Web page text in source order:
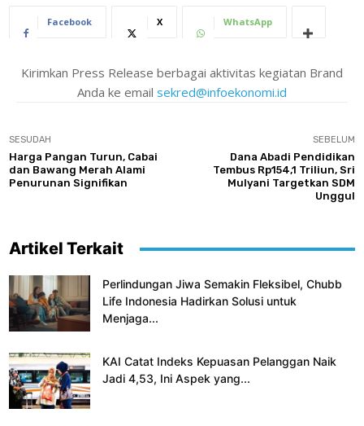
Facebook X WhatsApp
Kirimkan Press Release berbagai aktivitas kegiatan Brand
Anda ke email sekred@infoekonomi.id
SESUDAH
Harga Pangan Turun, Cabai
dan Bawang Merah Alami
Penurunan Signifikan
SEBELUM
Dana Abadi Pendidikan
Tembus Rp154,1 Triliun, Sri
Mulyani Targetkan SDM
Unggul
Artikel Terkait
Perlindungan Jiwa Semakin Fleksibel, Chubb
Life Indonesia Hadirkan Solusi untuk
Menjaga...
KAI Catat Indeks Kepuasan Pelanggan Naik
Jadi 4,53, Ini Aspek yang...